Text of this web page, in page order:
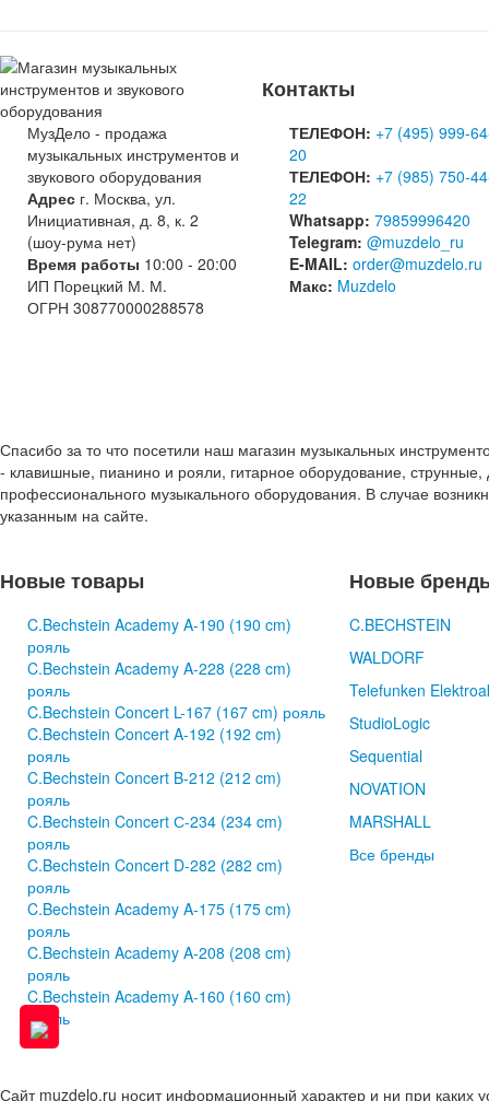
МузДело - продажа
музыкальных инструментов и
звукового оборудования
Адрес г. Москва, ул.
Инициативная, д. 8, к. 2
(шоу-рума нет)
Время работы 10:00 - 20:00
ИП Порецкий М. М.
ОГРН 308770000288578
Контакты
ТЕЛЕФОН: +7 (495) 999-
20
ТЕЛЕФОН: +7 (985) 750-
22
Whatsapp: 79859996420
Telegram: @muzdelo_ru
E-MAIL: order@muzdelo.ru
Макс: Muzdelo
Спасибо за то что посетили наш магазин музыкальных
- клавишные, пианино и рояли, гитарное оборудование,
профессионального музыкального оборудования. В случае
указанным на сайте.
Новые товары
C.Bechstein Academy A-190 (190 cm)
рояль
C.Bechstein Academy A-228 (228 cm)
рояль
C.Bechstein Concert L-167 (167 cm) рояль
C.Bechstein Concert A-192 (192 cm)
рояль
C.Bechstein Concert B-212 (212 cm)
рояль
C.Bechstein Concert С-234 (234 cm)
рояль
C.Bechstein Concert D-282 (282 cm)
рояль
C.Bechstein Academy A-175 (175 cm)
рояль
C.Bechstein Academy A-208 (208 cm)
рояль
C.Bechstein Academy A-160 (160 cm)
рояль
Новые
C.BECHSTEIN
WALDORF
Telefunken
StudioLogic
Sequential
NOVATION
MARSHALL
Все бренды
Сайт muzdelo.ru носит информационный характер и ни при